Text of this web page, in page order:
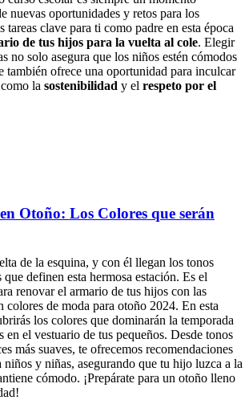
nuevas oportunidades y retos para los
tareas clave para ti como padre en esta época
de tus hijos para la vuelta al cole. Elegir
no solo asegura que los niños estén cómodos
también ofrece una oportunidad para inculcar
la sostenibilidad y el respeto por el
Otoño: Los Colores que serán
de la esquina, y con él llegan los tonos
definen esta hermosa estación. Es el
renovar el armario de tus hijos con las
colores de moda para otoño 2024. En esta
los colores que dominarán la temporada
el vestuario de tus pequeños. Desde tonos
más suaves, te ofrecemos recomendaciones
niños y niñas, asegurando que tu hijo luzca a la
cómodo. ¡Prepárate para un otoño lleno